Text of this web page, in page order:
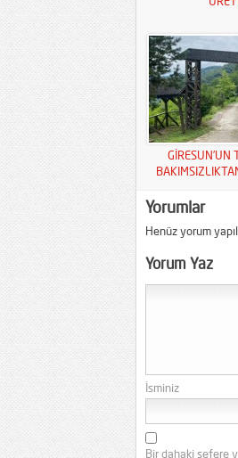
GİRESUN’UN
Yorumlar
Henüz yorum
Yorum Yaz
İsminiz
Bir dahaki sefere